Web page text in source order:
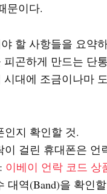
문이다.
할 사항들을 요약
피곤하게 만드는 단
시대에 조금이나마
인지 확인할 것.
이 걸린 휴대폰은 언
이베이 언락 코드 상
대역(Band)을 확인